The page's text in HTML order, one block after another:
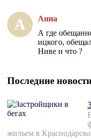
А Анна
А где
ицкого,
Ниве и что ?
Последние
жильем в